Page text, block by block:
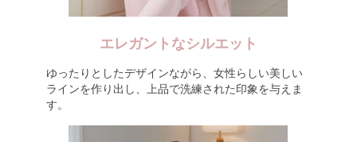
エレガントなシルエット
ゆったりとしたデザインながら、女性らしい美しい
ラインを作り出し、上品で洗練された印象を与えま
す。